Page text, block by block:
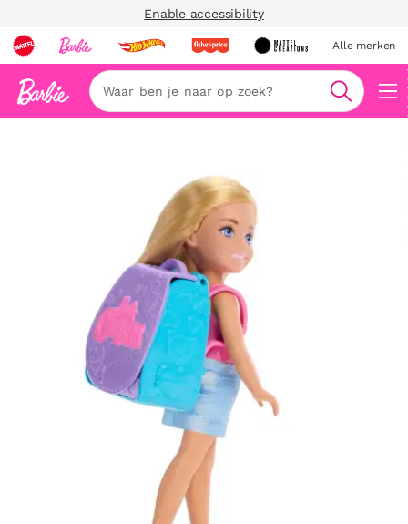
Enable accessibility
Alle merken
Zoeken